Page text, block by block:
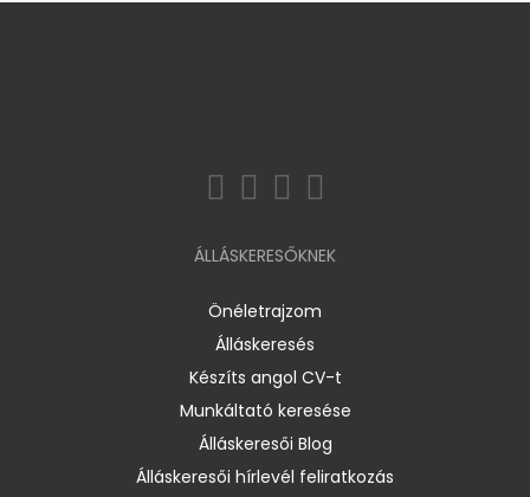
ÁLLÁSKERESŐKNEK
Önéletrajzom
Álláskeresés
Készíts angol CV-t
Munkáltató keresése
Álláskeresői Blog
Álláskeresői hírlevél feliratkozás